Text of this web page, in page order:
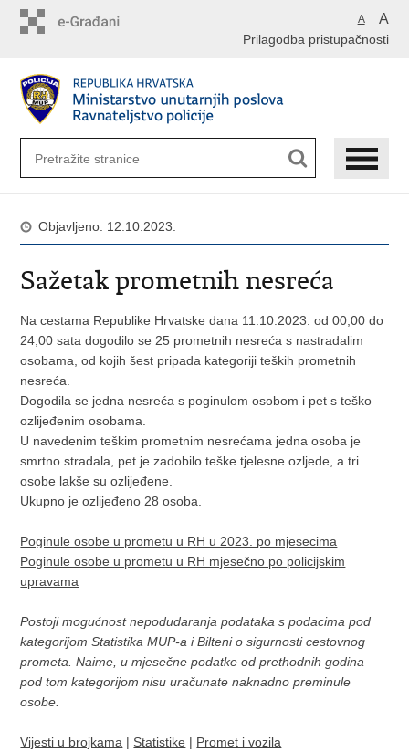
A A
Prilagodba pristupačnosti
Objavljeno: 12.10.2023.
Sažetak prometnih nesreća
Na cestama Republike Hrvatske dana 11.10.2023. od 00,00 do
24,00 sata dogodilo se 25 prometnih nesreća s nastradalim
osobama, od kojih šest pripada kategoriji teških prometnih
nesreća.
Dogodila se jedna nesreća s poginulom osobom i pet s teško
ozlijeđenim osobama.
U navedenim teškim prometnim nesrećama jedna osoba je
smrtno stradala, pet je zadobilo teške tjelesne ozljede, a tri
osobe lakše su ozlijeđene.
Ukupno je ozlijeđeno 28 osoba.
Poginule osobe u prometu u RH u 2023. po mjesecima
Poginule osobe u prometu u RH mjesečno po policijskim
upravama
Postoji mogućnost nepodudaranja podataka s podacima pod
kategorijom Statistika MUP-a i Bilteni o sigurnosti cestovnog
prometa. Naime, u mjesečne podatke od prethodnih godina
pod tom kategorijom nisu uračunate naknadno preminule
osobe.
Vijesti u brojkama | Statistike | Promet i vozila